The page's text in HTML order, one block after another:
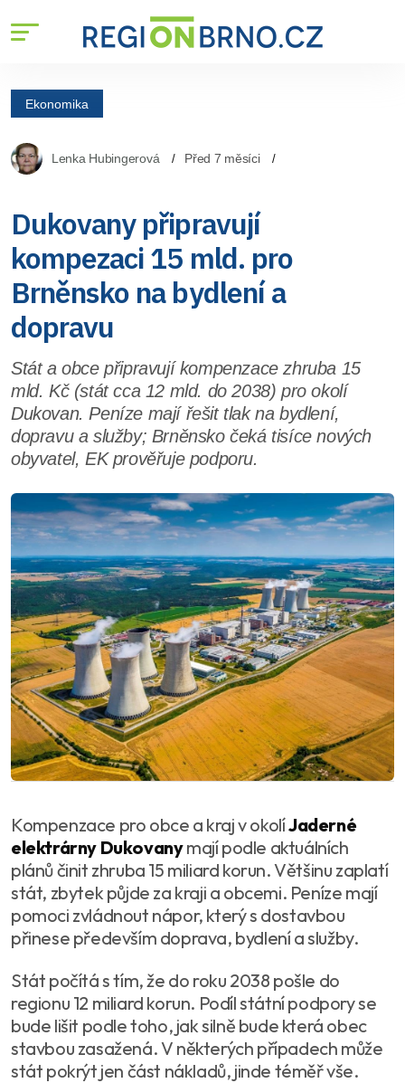
Ekonomika
Lenka Hubingerová Před 7 měsíci
Dukovany připravují
kompezaci 15 mld. pro
Brněnsko na bydlení a
dopravu
Stát a obce připravují kompenzace zhruba 15
mld. Kč (stát cca 12 mld. do 2038) pro okolí
Dukovan. Peníze mají řešit tlak na bydlení,
dopravu a služby; Brněnsko čeká tisíce nových
obyvatel, EK prověřuje podporu.
Kompenzace pro obce a kraj v okolíJaderné
elektrárny Dukovanymají podle aktuálních
plánů činit zhruba 15 miliard korun. Většinu zaplatí
stát, zbytek půjde za kraji a obcemi. Peníze mají
pomoci zvládnout nápor, který s dostavbou
přinese především doprava, bydlení a služby.
Stát počítá s tím, že do roku 2038 pošle do
regionu 12 miliard korun. Podíl státní podpory se
bude lišit podle toho, jak silně bude která obec
stavbou zasažená. V některých případech může
stát pokrýt jen část nákladů, jinde téměř vše.